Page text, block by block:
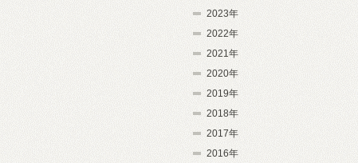
2023年
2022年
2021年
2020年
2019年
2018年
2017年
2016年